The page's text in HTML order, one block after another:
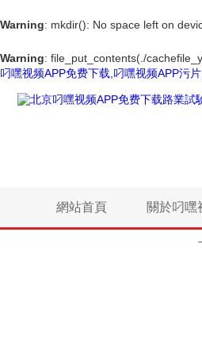
Warning: mkdir(): No space left on
Warning: file_put_contents(./
叼嘿视频APP免费下载,叼嘿视频APP污
網站首頁 關於叼嘿